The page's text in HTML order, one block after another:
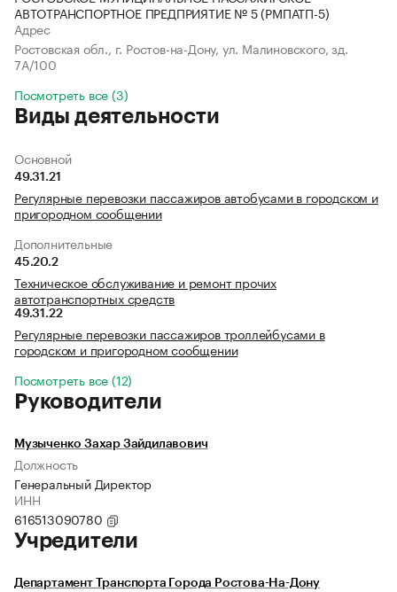
АВТОТРАНСПОРТНОЕ ПРЕДПРИЯТИЕ № 5 (РМПАТП-5)
Адрес
Ростовская обл., г. Ростов-на-Дону, ул. Малиновского, зд.
7А/100
Посмотреть все (3)
Виды деятельности
Основной
49.31.21
Регулярные перевозки пассажиров автобусами в городском и
пригородном сообщении
Дополнительные
45.20.2
Техническое обслуживание и ремонт прочих
автотранспортных средств
49.31.22
Регулярные перевозки пассажиров троллейбусами в
городском и пригородном сообщении
Посмотреть все (12)
Руководители
Музыченко Захар Зайдилавович
Должность
Генеральный Директор
ИНН
616513090780
Учредители
Департамент Транспорта Города Ростова-На-Дону